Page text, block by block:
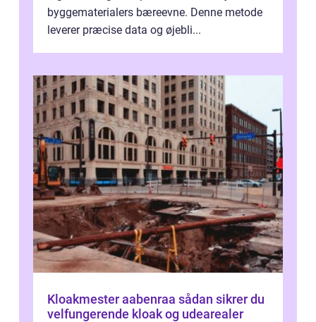
byggematerialers bæreevne. Denne metode
leverer præcise data og øjebli...
Kloakmester aabenraa sådan sikrer du
velfungerende kloak og udearealer